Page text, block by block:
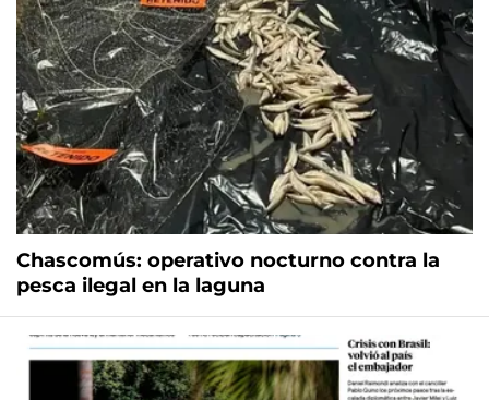
Chascomús: operativo nocturno contra la
pesca ilegal en la laguna